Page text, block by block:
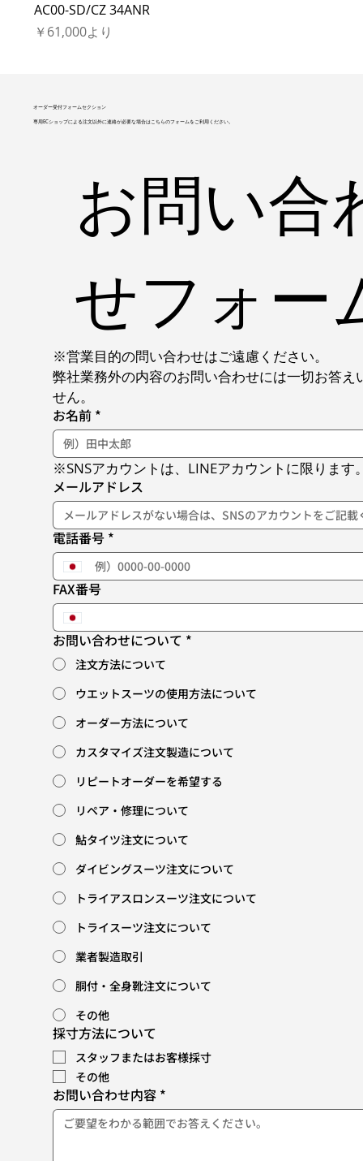
オーダー受付フォームセクション
専用ECショップによる注文以外に連絡が必要な場合はこちらのフォームをご利用ください。
お問い合
せフォー
※営業目的の問い合わせはご遠慮ください。
弊社業務外の内容のお問い合わせには一切お答え
せん。
お名前 *
※SNSアカウントは、LINEアカウントに限ります
メールアドレス
電話番号 *
FAX番号
お問い合わせについて *
注文方法について
ウエットスーツの使用方法について
オーダー方法について
カスタマイズ注文製造について
リピートオーダーを希望する
リペア・修理について
鮎タイツ注文について
ダイビングスーツ注文について
トライアスロンスーツ注文について
トライスーツ注文について
業者製造取引
胴付・全身靴注文について
その他
採寸方法について
スタッフまたはお客様採寸
その他
お問い合わせ内容 *
AC00-SD/CZ 34ANR
￥61,000より
セール価格